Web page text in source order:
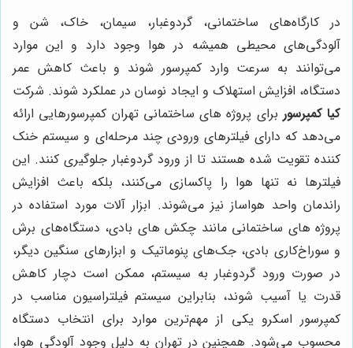
در کارگاه‌های ساختمانی، گردوغبار، سیمان، خاک، شن و
آلودگی‌های محیطی همیشه در هوا وجود دارد و این موارد
می‌توانند به سرعت وارد کمپرسور شوند و باعث کاهش عمر
دستگاه، افزایش استهلاک و ایجاد نوسان در عملکرد شوند. شرکت
کیا کمپرسور برای پروژه های ساختمانی تهران کمپرسورهایی ارائه
می‌دهد که دارای فیلترهای ورودی چند مرحله‌ای و سیستم خنک
کننده تقویت شده هستند تا از ورود گردوغبار جلوگیری کنند. این
فیلترها نه تنها هوا را پاکسازی می‌کنند، بلکه باعث افزایش
راندمان واحد هواساز نیز می‌شوند. ابزار آلات مورد استفاده در
پروژه های ساختمانی مانند چکش های بادی، دستگاه‌های برش
و سوراخ‌کاری بادی، جک‌های پنوماتیک و ابزارهای سنگین دیگر،
در صورت ورود گردوغبار به سیستم، ممکن است دچار کاهش
قدرت یا آسیب شوند، بنابراین سیستم فیلتراسیون مناسب در
کمپرسور اسکرو یکی از مهم‌ترین موارد برای انتخاب دستگاه
محسوب می‌شود. همچنین در تهران به دلیل وجود آلودگی هوا،